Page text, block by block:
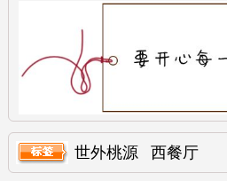
世外桃源 西餐厅